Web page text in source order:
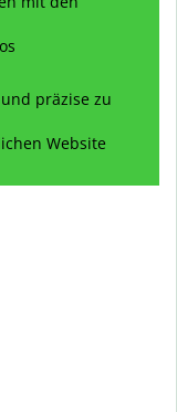
präzise zu
Website